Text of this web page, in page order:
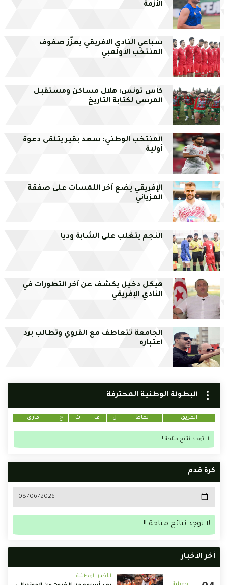
الأزمة
سباعي النادي الافريقي يعزّز صفوف
المنتخب الأولمبي
كأس تونس: هلال مساكن ومستقبل
المرسى لكتابة التاريخ
المنتخب الوطني: سعد بقير يتلقى دعوة
أولية
الإفريقي يضع آخر اللمسات على صفقة
المزياني
النجم يتغلب على الشابة وديا
هيكل دخيل يكشف عن آخر التطورات في
النادي الإفريقي
الجامعة تتعاطف مع القروي وتطالب برد
اعتباره
البطولة الوطنية المحترفة
الفريق نقاط ل ف ت خ فارق
لا توجد نتائج متاحة !!
كرة قدم
لا توجد نتائج متاحة !!
أخر الأخبار
الأخبار الوطنية